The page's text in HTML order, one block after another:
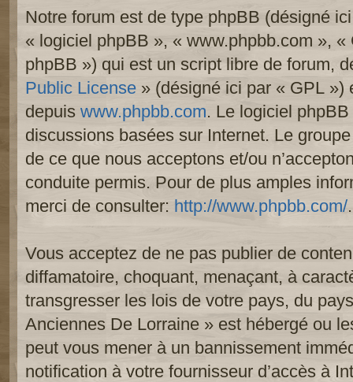
Notre forum est de type phpBB (désigné
« logiciel phpBB », « www.phpbb.com »,
phpBB ») qui est un script libre de forum,
Public License » (désigné ici par « GPL »)
depuis www.phpbb.com. Le logiciel
discussions basées sur Internet. Le
de ce que nous acceptons et/ou
conduite permis. Pour de plus amples
merci de consulter: http://www.phpbb.com/.
Vous acceptez de ne pas publier de
diffamatoire, choquant, menaçant, à
transgresser les lois de votre pays, du
Anciennes De Lorraine » est hébergé ou
peut vous mener à un bannissement
notification à votre fournisseur d’accès à